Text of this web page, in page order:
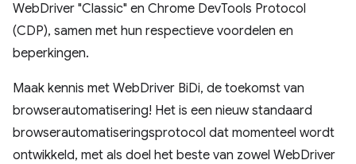
WebDriver "Classic" en Chrome DevTools Protocol
(CDP), samen met hun respectieve voordelen en
beperkingen.
Maak kennis met WebDriver BiDi, de toekomst van
browserautomatisering! Het is een nieuw standaard
browserautomatiseringsprotocol dat momenteel wordt
ontwikkeld, met als doel het beste van zowel WebDriver